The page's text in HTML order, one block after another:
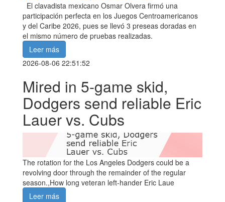
El clavadista mexicano Osmar Olvera firmó una
participación perfecta en los Juegos Centroamericanos
y del Caribe 2026, pues se llevó 3 preseas doradas en
el mismo número de pruebas realizadas.
Leer más
2026-08-06 22:51:52
Mired in 5-game skid,
Dodgers send reliable Eric
Lauer vs. Cubs
The rotation for the Los Angeles Dodgers could be a
revolving door through the remainder of the regular
season.,How long veteran left-hander Eric Laue
Leer más